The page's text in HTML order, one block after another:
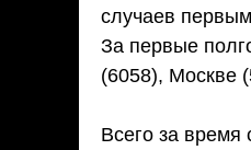
случаев
За первые
(6058), Москве
Всего за время